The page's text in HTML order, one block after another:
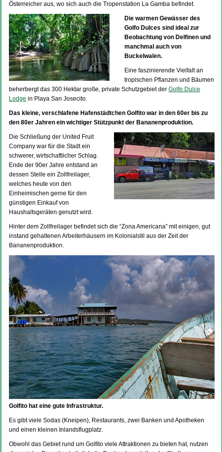
Österreicher aus, wo sich auch die Tropenstation La Gamba befindet.
Die warmen Gewässer des
Golfo Dulces sind ideal zur
Beobachtung von Delfinen und
manchmal auch von
Buckelwalen.
Eine faszinierende Vielfalt an
tropischen Pflanzen und Bäumen
beherbergt das 300 Hektar große, private Schutzgebiet der Golfo Dulce
Lodge in Playa San Josecito.
Das kleine, verschlafene Hafenstädtchen Golfito war in den 60er bis zu
den 80er Jahren ein wichtiger Stützpunkt der Bananenproduktion.
Die Schließung der United Fruit
Company war für die Stadt ein
schwerer, wirtschaftlicher Schlag.
Ende der 90er Jahre entstand an
dessen Stelle ein Zollfreilager,
welches heute von den
Einheimischen gerne für den
günstigen Einkauf von
Haushaltsgeräten genutzt wird.
Hinter dem Zollfreilager befindet sich die “Zona Americana” mit einigen, gut
instand gehaltenen Arbeiterhäusern im Kolonialstil aus der Zeit der
Bananenproduktion.
Golfito hat eine gute Infrastruktur.
Es gibt viele Sodas (Kneipen), Restaurants, zwei Banken und Apotheken
und einen kleinen Inlandsflugplatz.
Obwohl das Gebiet rund um Golfito viele Attraktionen zu bieten hat, nutzen